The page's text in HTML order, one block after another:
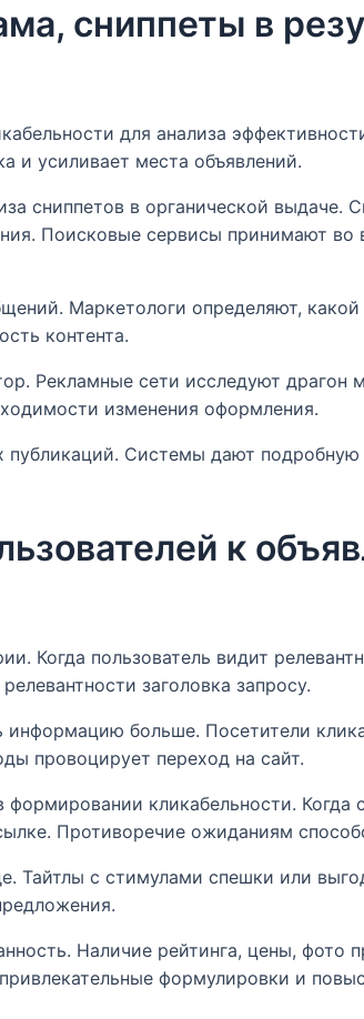
сниппеты в
для анализа
и усиливает места объявлений.
сниппетов в органической выдаче.
Поисковые сервисы принимают
Маркетологи определяют,
контента.
Рекламные сети исследуют драгон
изменения оформления.
Системы дают
к
Когда пользователь видит
заголовка запросу.
больше. Посетители
провоцирует переход на сайт.
кликабельности.
Противоречие ожиданиям
Тайтлы с стимулами спешки или
Наличие рейтинга, цены, фото
формулировки и